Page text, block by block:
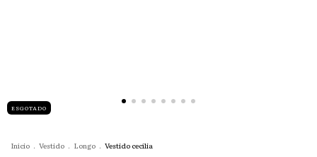
ESGOTADO
Início . Vestido . Longo . Vestido cecília